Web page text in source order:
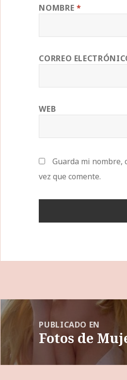
NOMBRE *
CORREO
WEB
Guarda mi nombre,
vez que comente.
Navegación
de
entradas
PUBLICADO EN
Fotos de